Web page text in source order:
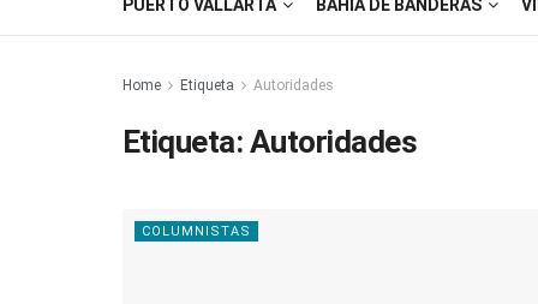
PUERTO VALLARTA BAHÍA DE BANDERAS
Home Etiqueta Autoridades
Etiqueta: Autoridades
COLUMNISTAS